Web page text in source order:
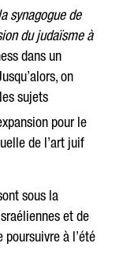
synagogue de
du judaïsme à
dans un
on
sujets
pour le
de l’art juif
sous la
et de
poursuivre à l’été